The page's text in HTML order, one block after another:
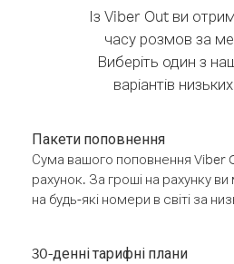
Із Viber Out ви
часу розмов за
Виберіть один з
варіантів
Пакети поповнення
Сума вашого поповнення Viber
рахунок. За гроші на рахунку
на будь-які номери в світі за
30-денні тарифні плани